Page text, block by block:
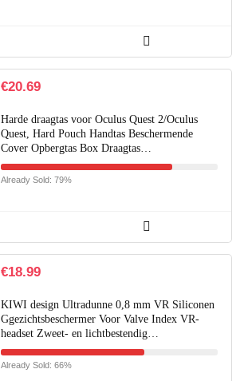
€20.69
Harde draagtas voor Oculus Quest 2/Oculus
Quest, Hard Pouch Handtas Beschermende
Cover Opbergtas Box Draagtas…
Already Sold: 79%
€18.99
KIWI design Ultradunne 0,8 mm VR Siliconen
Ggezichtsbeschermer Voor Valve Index VR-
headset Zweet- en lichtbestendig…
Already Sold: 66%